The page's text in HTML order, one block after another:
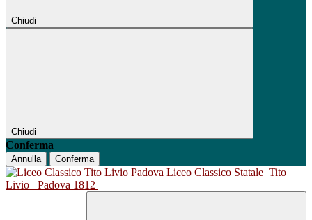
Chiudi
Chiudi
Conferma
Annulla Conferma
Liceo Classico Statale Tito
Livio
Padova 1812